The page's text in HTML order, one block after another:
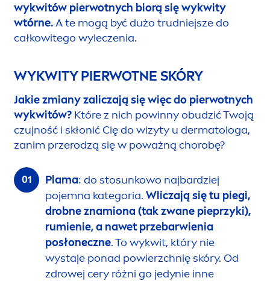
wykwitów pierwotnych biorą się wykwity
wtórne.A te mogą być dużo trudniejsze do
całkowitego wyleczenia.
WYKWITY PIERWOTNE SKÓRY
Jakie zmiany zaliczają się więc do pierwotnych
wykwitów? Które z nich powinny obudzić Twoją
czujność i skłonić Cię do wizyty u dermatologa,
zanim przerodzą się w poważną chorobę?
Plama: do stosunkowo najbardziej
pojemna kategoria. Wliczają się tu piegi,
drobne znamiona (tak zwane pieprzyki),
rumienie, a nawet przebarwienia
posłoneczne. To wykwit, który nie
wystaje ponad powierzchnię skóry. Od
zdrowej cery różni go jedynie inne